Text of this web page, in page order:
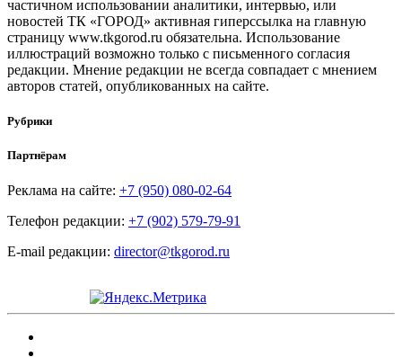
частичном использовании аналитики, интервью, или
новостей ТК «ГОРОД» активная гиперссылка на главную
страницу www.tkgorod.ru обязательна. Использование
иллюстраций возможно только с письменного согласия
редакции. Мнение редакции не всегда совпадает с мнением
авторов статей, опубликованных на сайте.
Рубрики
Партнёрам
Реклама на сайте: +7 (950) 080-02-64
Телефон редакции: +7 (902) 579-79-91
E-mail редакции: director@tkgorod.ru